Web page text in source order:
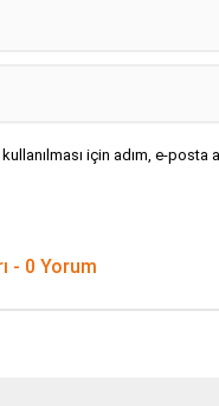
için adım, e-
- 0 Yorum